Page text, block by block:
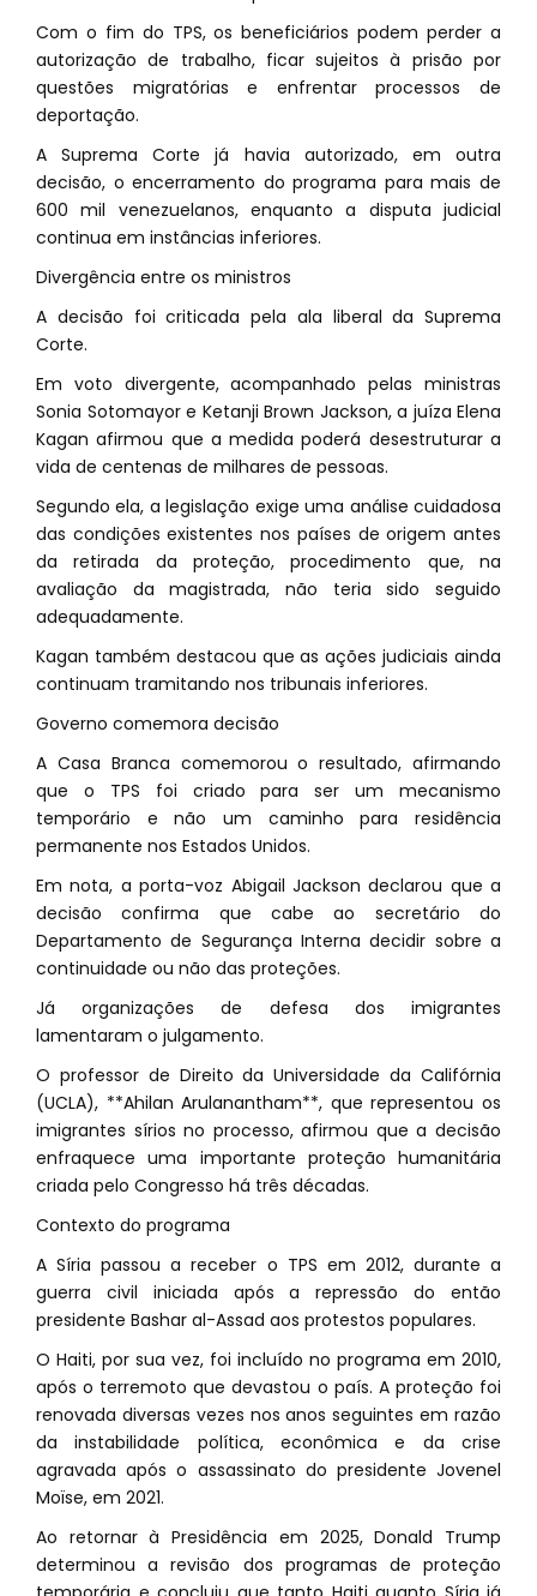
Com o fim do TPS, os beneficiários podem perder a
autorização de trabalho, ficar sujeitos à prisão por
questões migratórias e enfrentar processos de
deportação.
A Suprema Corte já havia autorizado, em outra
decisão, o encerramento do programa para mais de
600 mil venezuelanos, enquanto a disputa judicial
continua em instâncias inferiores.
Divergência entre os ministros
A decisão foi criticada pela ala liberal da Suprema
Corte.
Em voto divergente, acompanhado pelas ministras
Sonia Sotomayor e Ketanji Brown Jackson, a juíza Elena
Kagan afirmou que a medida poderá desestruturar a
vida de centenas de milhares de pessoas.
Segundo ela, a legislação exige uma análise cuidadosa
das condições existentes nos países de origem antes
da retirada da proteção, procedimento que, na
avaliação da magistrada, não teria sido seguido
adequadamente.
Kagan também destacou que as ações judiciais ainda
continuam tramitando nos tribunais inferiores.
Governo comemora decisão
A Casa Branca comemorou o resultado, afirmando
que o TPS foi criado para ser um mecanismo
temporário e não um caminho para residência
permanente nos Estados Unidos.
Em nota, a porta-voz Abigail Jackson declarou que a
decisão confirma que cabe ao secretário do
Departamento de Segurança Interna decidir sobre a
continuidade ou não das proteções.
Já organizações de defesa dos imigrantes
lamentaram o julgamento.
O professor de Direito da Universidade da Califórnia
(UCLA), **Ahilan Arulanantham**, que representou os
imigrantes sírios no processo, afirmou que a decisão
enfraquece uma importante proteção humanitária
criada pelo Congresso há três décadas.
Contexto do programa
A Síria passou a receber o TPS em 2012, durante a
guerra civil iniciada após a repressão do então
presidente Bashar al-Assad aos protestos populares.
O Haiti, por sua vez, foi incluído no programa em 2010,
após o terremoto que devastou o país. A proteção foi
renovada diversas vezes nos anos seguintes em razão
da instabilidade política, econômica e da crise
agravada após o assassinato do presidente Jovenel
Moïse, em 2021.
Ao retornar à Presidência em 2025, Donald Trump
determinou a revisão dos programas de proteção